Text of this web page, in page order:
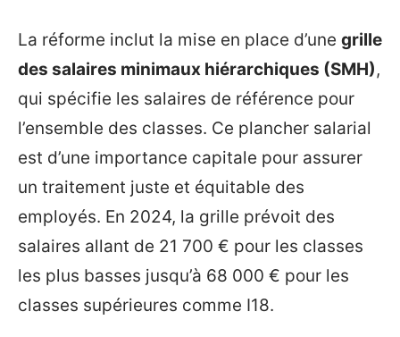
La réforme inclut la mise en place d’une grille
des salaires minimaux hiérarchiques (SMH),
qui spécifie les salaires de référence pour
l’ensemble des classes. Ce plancher salarial
est d’une importance capitale pour assurer
un traitement juste et équitable des
employés. En 2024, la grille prévoit des
salaires allant de 21 700 € pour les classes
les plus basses jusqu’à 68 000 € pour les
classes supérieures comme I18.